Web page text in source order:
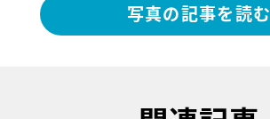
写真の記事を読む